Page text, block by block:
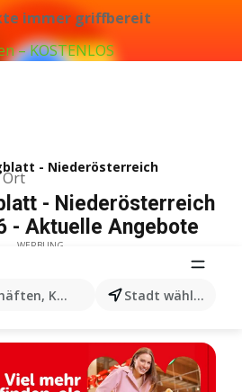
immer griffbereit
– KOSTENLOS
Ort
Kategorien, Produkten...
Stadt wählen
- Niederösterreich
- Niederösterreich
- Aktuelle Angebote
WERBUNG